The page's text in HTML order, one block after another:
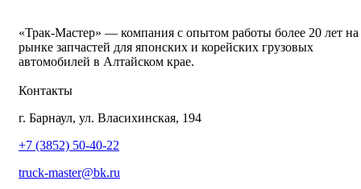
«Трак-Мастер» — компания с опытом работы более 20 лет на
рынке запчастей для японских и корейских грузовых
автомобилей в Алтайском крае.
Контакты
г. Барнаул, ул. Власихинская, 194
+7 (3852) 50-40-22
truck-master@bk.ru